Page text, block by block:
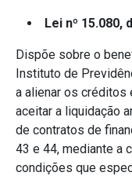
Lei nº 15.080,
Dispõe sobre o
Instituto de
a alienar os créditos
aceitar a liquidação
de contratos de
43 e 44, mediante a
condições que